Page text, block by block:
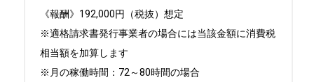
《報酬》192,000円（税抜）想定
※適格請求書発行事業者の場合には当該金額に消費税
相当額を加算します
※月の稼働時間：72～80時間の場合